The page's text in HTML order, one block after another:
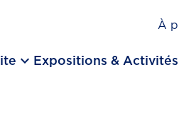
À
keyboard_arrow_down Expositions & Activités